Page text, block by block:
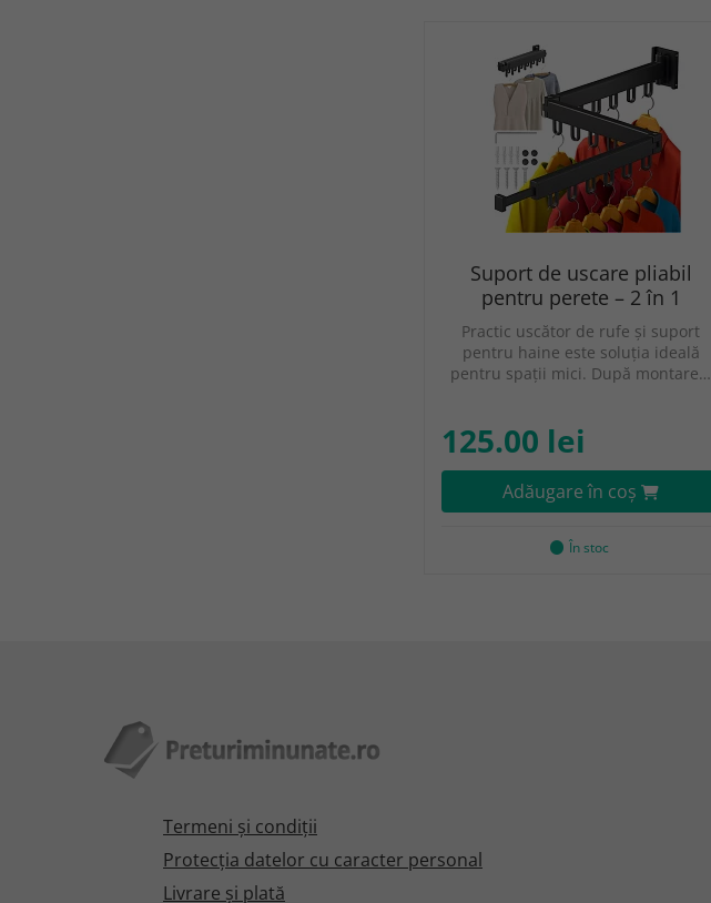
Suport de uscare pliabil
pentru perete – 2 în 1
Practic uscător de rufe și suport
pentru haine este soluția ideală
pentru spații mici. După montare…
125.00 lei
Adăugare în coş
În stoc
Termeni şi condiţii
Protecţia datelor cu caracter personal
Livrare și plată